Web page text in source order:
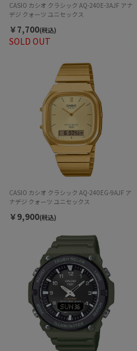
SOLD OUT
CASIO カシオ クラシック AQ-240E-3AJF アナ
デジ クォーツ ユニセックス
￥7,700(税込)
CASIO カシオ クラシック AQ-240EG-9AJF ア
ナデジ クォーツ ユニセックス
￥9,900(税込)